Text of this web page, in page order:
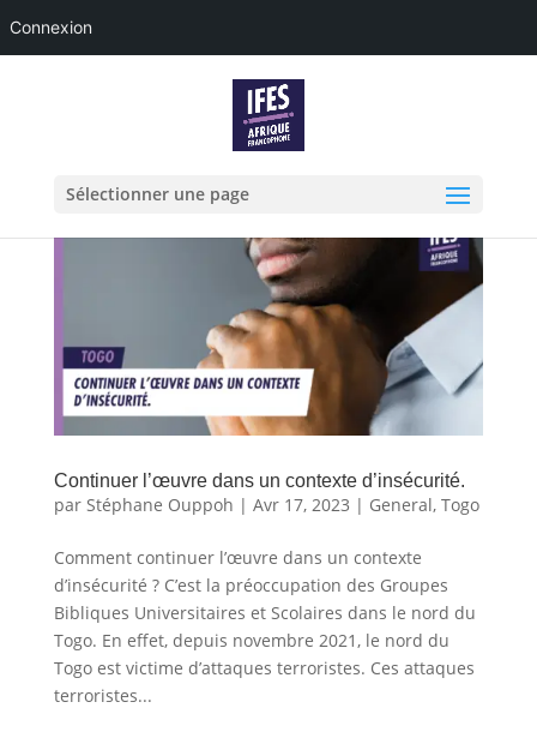
Connexion
Sélectionner une page
Continuer l’œuvre dans un contexte d’insécurité.
par Stéphane Ouppoh | Avr 17, 2023 | General, Togo
Comment continuer l’œuvre dans un contexte
d’insécurité ? C’est la préoccupation des Groupes
Bibliques Universitaires et Scolaires dans le nord du
Togo. En effet, depuis novembre 2021, le nord du
Togo est victime d’attaques terroristes. Ces attaques
terroristes...